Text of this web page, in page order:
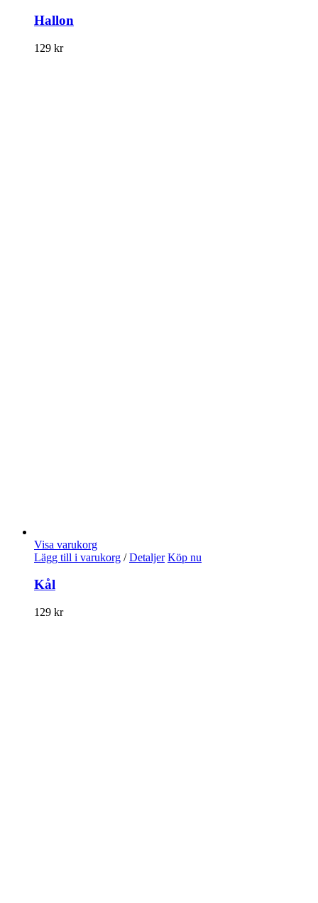
Hallon
129 kr
Visa varukorg
Lägg till i varukorg / Detaljer Köp nu
Kål
129 kr